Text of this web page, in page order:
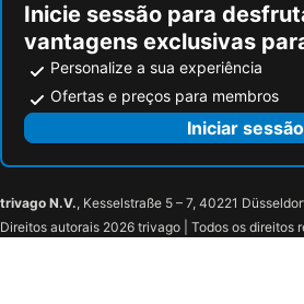
Inicie sessão para
vantagens exclusivas
Personalize a sua experiência
Ofertas e preços para membros
Iniciar sessão
trivago N.V., Kesselstraße 5 – 7, 40221
Direitos autorais 2026 trivago | Todos os direitos